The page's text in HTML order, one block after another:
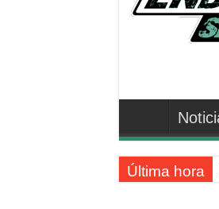
Última hora